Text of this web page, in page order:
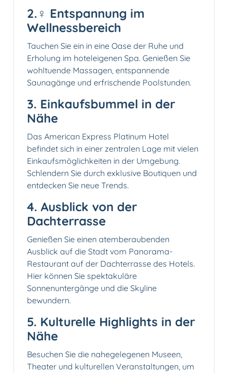
2.‍♀️ Entspannung im
Wellnessbereich
Tauchen Sie ein in eine Oase der Ruhe und
Erholung im hoteleigenen Spa. Genießen Sie
wohltuende Massagen, entspannende
Saunagänge und erfrischende Poolstunden.
3.️ Einkaufsbummel in der
Nähe
Das American Express Platinum Hotel
befindet sich in einer zentralen Lage mit vielen
Einkaufsmöglichkeiten in der Umgebung.
Schlendern Sie durch exklusive Boutiquen und
entdecken Sie neue Trends.
4. Ausblick von der
Dachterrasse
Genießen Sie einen atemberaubenden
Ausblick auf die Stadt vom Panorama-
Restaurant auf der Dachterrasse des Hotels.
Hier können Sie spektakuläre
Sonnenuntergänge und die Skyline
bewundern.
5. Kulturelle Highlights in der
Nähe
Besuchen Sie die nahegelegenen Museen,
Theater und kulturellen Veranstaltungen, um